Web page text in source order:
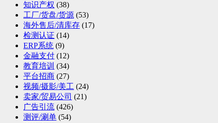
知识产权 (38)
工厂/货盘/货源 (53)
海外售后/清库存 (17)
检测认证 (14)
ERP系统 (9)
金融支付 (12)
教育培训 (34)
平台招商 (27)
视频/摄影/美工 (24)
卖家/贸易公司 (21)
广告引流 (426)
测评/涮单 (54)